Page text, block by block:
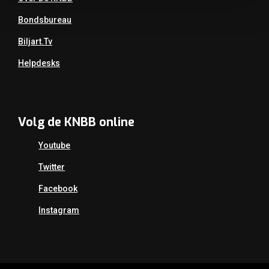
Bondsbureau
Biljart.tv
Helpdesks
Volg de KNBB online
Youtube
Twitter
Facebook
Instagram